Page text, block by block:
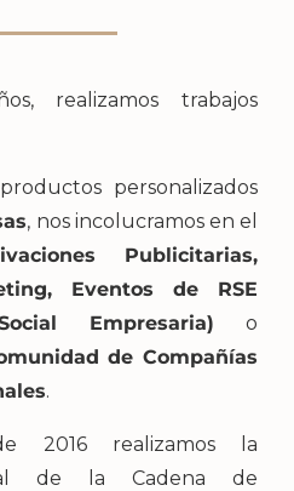
realizamos trabajos
personalizados
, nos incolucramos en el
Publicitarias,
Eventos de RSE
Empresaria) o
de Compañías
.
2016 realizamos la
de la Cadena de